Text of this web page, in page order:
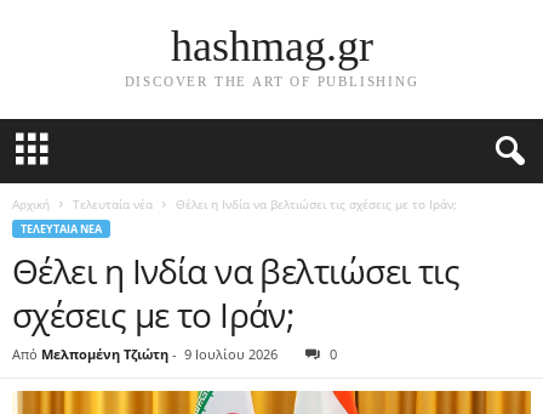
hashmag.gr
DISCOVER THE ART OF PUBLISHING
Αρχική Τελευταία νέα Θέλει η Ινδία να βελτιώσει τις σχέσεις με το Ιράν;
ΤΕΛΕΥΤΑΊΑ ΝΈΑ
Θέλει η Ινδία να βελτιώσει τις
σχέσεις με το Ιράν;
Από Μελπομένη Τζιώτη - 9 Ιουλίου 2026 0